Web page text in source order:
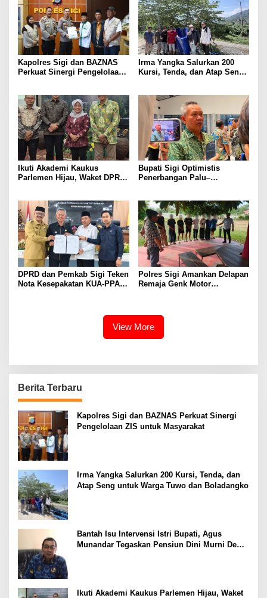
Kapolres Sigi dan BAZNAS
Perkuat Sinergi Pengelolaan
Irma Yangka Salurkan 200
Kursi, Tenda, dan Atap Seng
Ikuti Akademi Kaukus
Parlemen Hijau, Waket DPRD
Ekologis
Bupati Sigi Optimistis
Penerbangan Palu–
DPRD dan Pemkab Sigi Teken
Nota Kesepakatan KUA-PPAS
Polres Sigi Amankan Delapan
Remaja Genk Motor
View More
Berita Terbaru
Kapolres Sigi dan BAZNAS Perkuat Sinergi
Pengelolaan ZIS untuk Masyarakat
Irma Yangka Salurkan 200 Kursi, Tenda, dan
Atap Seng untuk Warga Tuwo dan Boladangko
Bantah Isu Intervensi Istri Bupati, Agus
Munandar Tegaskan Pensiun Dini Murni Demi
Ikuti Akademi Kaukus Parlemen Hijau, Waket